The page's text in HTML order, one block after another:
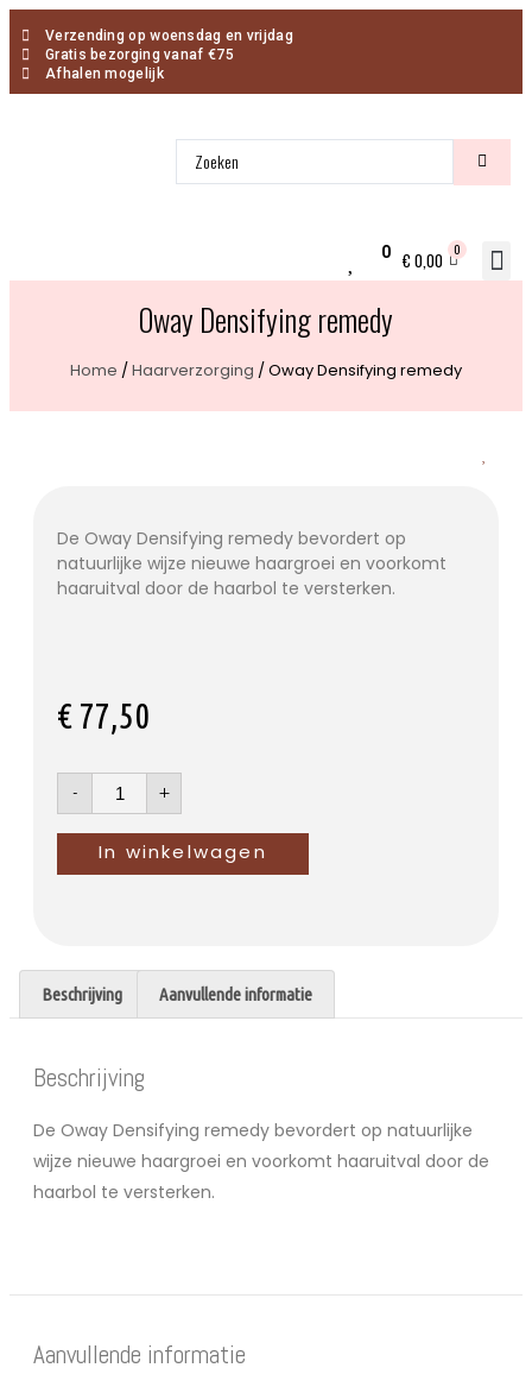
Verzending op woensdag en vrijdag
Gratis bezorging vanaf €75
Afhalen mogelijk
0 € 0,00 0
Oway Densifying remedy
Home /Haarverzorging / Oway Densifying remedy
De Oway Densifying remedy bevordert op
natuurlijke wijze nieuwe haargroei en voorkomt
haaruitval door de haarbol te versterken.
€ 77,50
- +
In winkelwagen
Beschrijving Aanvullende informatie
Beschrijving
De Oway Densifying remedy bevordert op natuurlijke
wijze nieuwe haargroei en voorkomt haaruitval door de
haarbol te versterken.
Aanvullende informatie